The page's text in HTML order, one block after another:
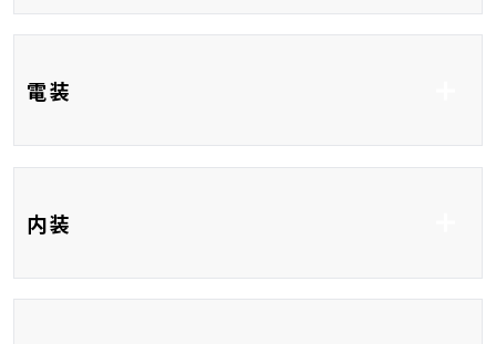
衝突被害軽減システム 衝突安全ボディ
電装
内装